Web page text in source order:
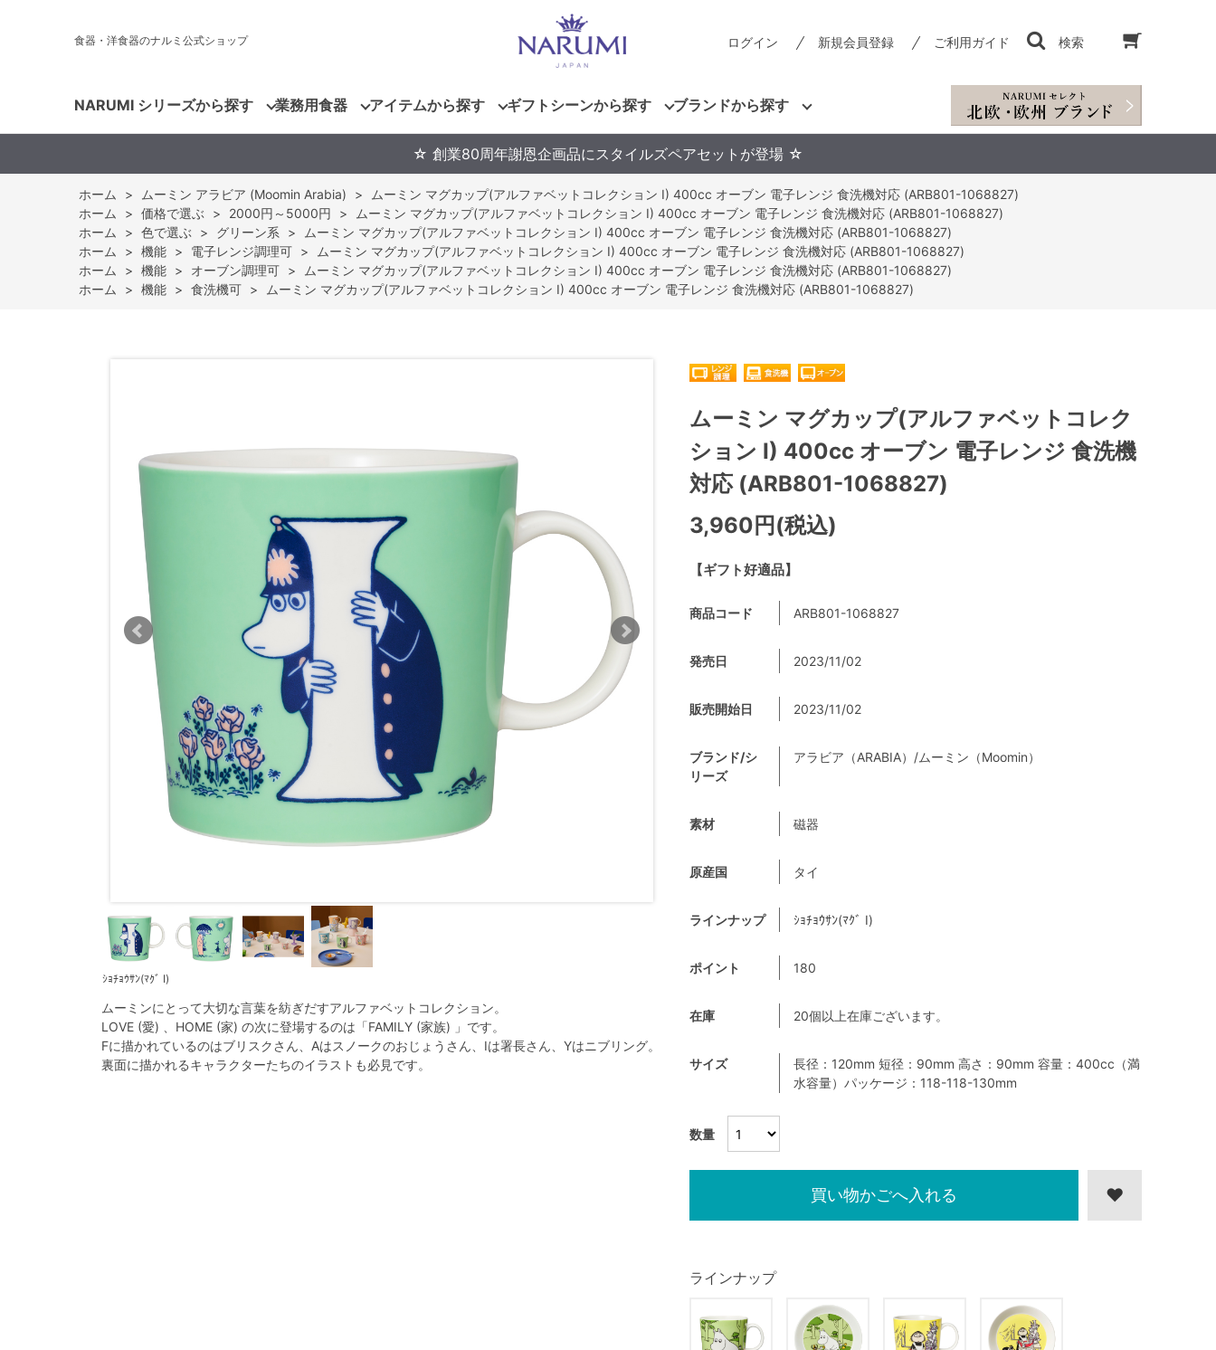
食器・洋食器のナルミ公式ショップ ログイン 新規会員登録 ご利用ガイド 検索
NARUMI シリーズから探す 業務用食器 アイテムから探す ギフトシーンから探す ブランドから探す
☆ 創業80周年謝恩企画品にスタイルズペアセットが登場 ☆
ホーム > ムーミン アラビア (Moomin Arabia) >
ムーミン マグカップ(アルファベットコレクション I) 400cc オーブン 電子レンジ 食洗機対応 (ARB801-1068827)
ホーム
> 価格で選ぶ > 2000円～5000円 >
ムーミン マグカップ(アルファベットコレクション I) 400cc オーブン 電子レンジ 食洗機対応 (ARB801-1068827)
ホーム
> 色で選ぶ > グリーン系 >
ムーミン マグカップ(アルファベットコレクション I) 400cc オーブン 電子レンジ 食洗機対応 (ARB801-1068827)
ホーム
> 機能 > 電子レンジ調理可 >
ムーミン マグカップ(アルファベットコレクション I) 400cc オーブン 電子レンジ 食洗機対応 (ARB801-1068827)
ホーム
> 機能 > オーブン調理可 >
ムーミン マグカップ(アルファベットコレクション I) 400cc オーブン 電子レンジ 食洗機対応 (ARB801-1068827)
ホーム
> 機能 > 食洗機可 > ムーミン マグカップ(アルファベットコレクション I) 400cc オーブン 電子レンジ 食洗機対応 (ARB801-1068827)
ｼｮﾁｮｳｻﾝ(ﾏｸﾞ I)
ムーミンにとって大切な言葉を紡ぎだすアルファベットコレクション。
LOVE (愛) 、HOME (家) の次に登場するのは「FAMILY (家族) 」です。
Fに描かれているのはブリスクさん、Aはスノークのおじょうさん、Iは署長さん、Yはニブリング。
裏面に描かれるキャラクターたちのイラストも必見です。
【ギフト好適品】
ムーミン マグカップ(アルファベットコレク
ション I) 400cc オーブン 電子レンジ 食洗機
対応 (ARB801-1068827)
3,960円(税込)
数量
商品コード ARB801-1068827
発売日 2023/11/02
販売開始日 2023/11/02
ブランド/シ
リーズ
アラビア（ARABIA）/ムーミン（Moomin）
素材 磁器
原産国 タイ
ラインナップ ｼｮﾁｮｳｻﾝ(ﾏｸﾞ I)
ポイント 180
在庫 20個以上在庫ございます。
サイズ
長径：120mm 短径：90mm 高さ：90mm 容量：400cc（満
水容量）パッケージ：118-118-130mm
ラインナップ
買い物かごへ入れる